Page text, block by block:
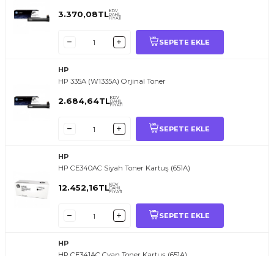
3.370,08TLKDV
DAHİL
FİYATI
SEPETE EKLE
HP
HP 335A (W1335A) Orjinal Toner
2.684,64TLKDV
DAHİL
FİYATI
SEPETE EKLE
HP
HP CE340AC Siyah Toner Kartuş (651A)
12.452,16TLKDV
DAHİL
FİYATI
SEPETE EKLE
HP